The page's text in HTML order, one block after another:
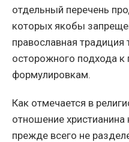
отдельный перечень
которых якобы
православная традиция
осторожного подхода
формулировкам.
Как отмечается в
отношение
прежде всего не